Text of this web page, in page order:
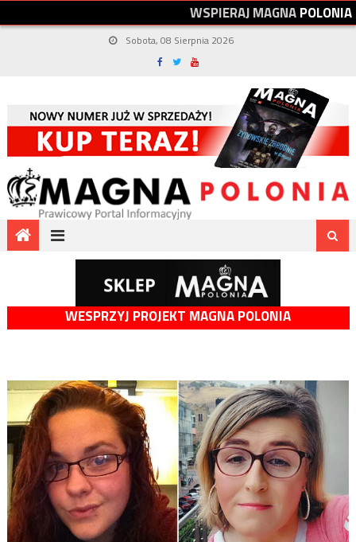
WSPIERAJMAGNAPOLONIA
Sobota, 08 Sierpnia 2026
WESPRZYJ PROJEKT MAGNA POLONIA